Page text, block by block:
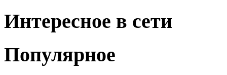
Интересное в сети
Популярное